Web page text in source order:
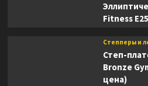
Fitness
Степперы и
Степ-
Bronze
цена)